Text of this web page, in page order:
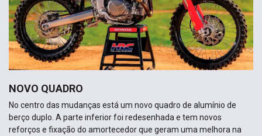
NOVO QUADRO
No centro das mudanças está um novo quadro de alumínio de
berço duplo. A parte inferior foi redesenhada e tem novos
reforços e fixação do amortecedor que geram uma melhora na